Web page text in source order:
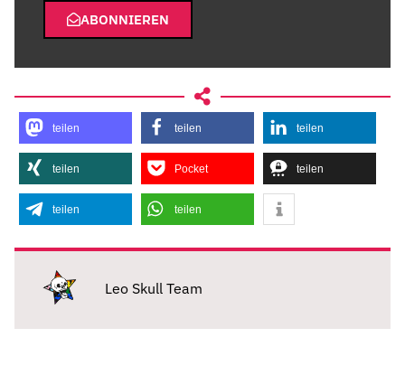
ABONNIEREN
teilen teilen teilen
teilen Pocket teilen
teilen teilen
Leo Skull Team